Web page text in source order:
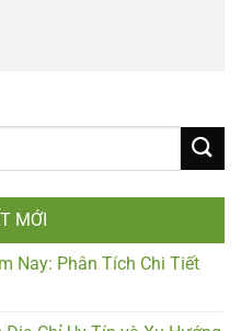
MỚI
Nay: Phân Tích Chi Tiết